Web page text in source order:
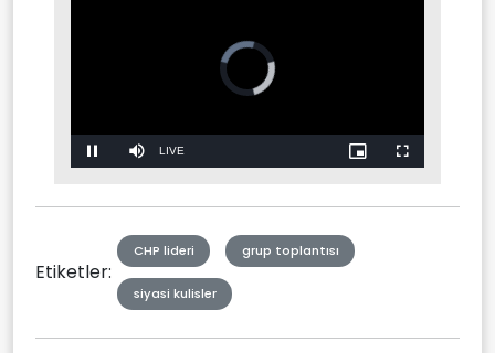
Video
Player
is
loading.
Pause Mute Stream
LIVE
Picture-
in-
Fullscreen
Etiketler:
CHP lideri grup toplantısı
siyasi kulisler